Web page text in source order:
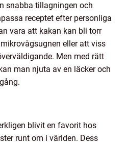
snabba tillagningen och
receptet efter personliga
vara att kakan kan bli torr
eller att viss
Men med rätt
man njuta av en läcker och
blivit en favorit hos
runt om i världen. Dess